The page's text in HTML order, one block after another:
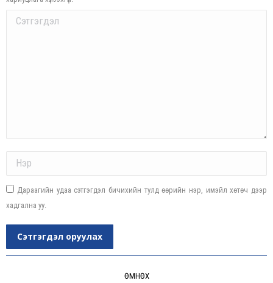
Comment
Дараагийн удаа сэтгэгдэл бичихийн тулд өөрийн нэр, имэйл хөтөч дээр
хадгална уу.
Сэтгэгдэл оруулах
ӨМНӨХ